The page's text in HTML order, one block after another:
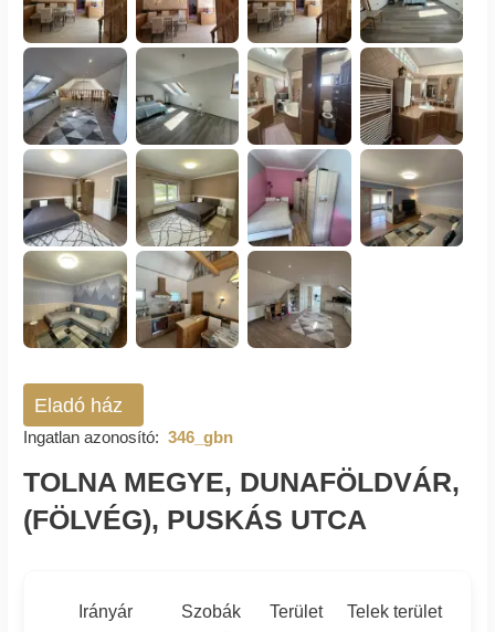
Eladó ház
Ingatlan azonosító: 346_gbn
TOLNA MEGYE, DUNAFÖLDVÁR,
(FÖLVÉG), PUSKÁS UTCA
Irányár Szobák Terület Telek terület